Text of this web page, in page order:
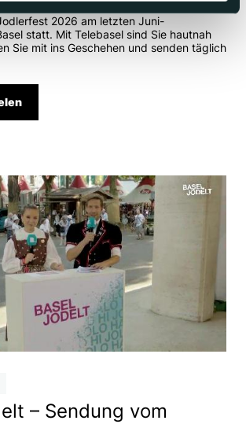
2026 am letzten Juni-
statt. Mit Telebasel sind Sie hautnah
Sie mit ins Geschehen und senden täglich
– Sendung vom